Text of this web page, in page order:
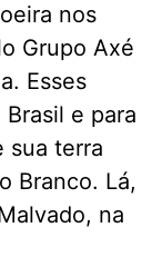
nos
Grupo Axé
Esses
e para
sua terra
Branco. Lá,
na